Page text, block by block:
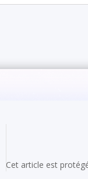
Cet article est